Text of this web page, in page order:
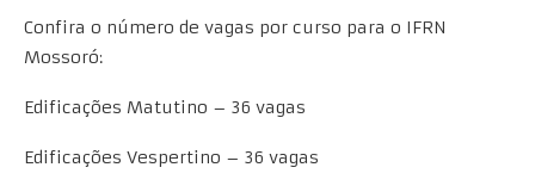
Confira o número de vagas por curso para o IFRN
Mossoró:
Edificações Matutino – 36 vagas
Edificações Vespertino – 36 vagas